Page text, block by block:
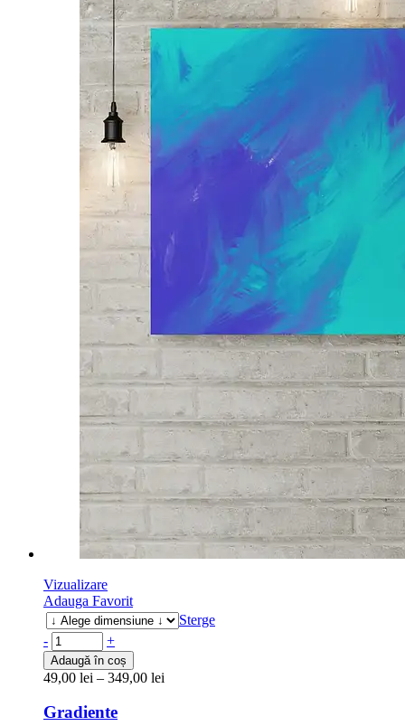
Vizualizare
Adauga Favorit
Sterge
-
+
Adaugă în coș
49,00 lei – 349,00 lei
Gradiente